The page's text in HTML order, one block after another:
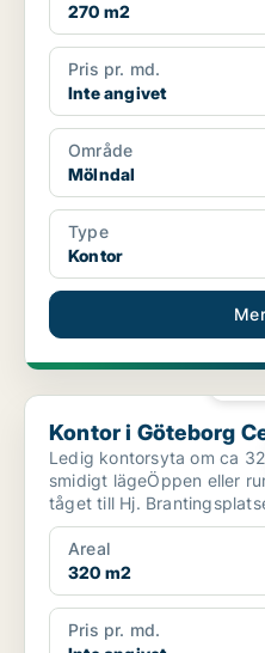
270 m2
Pris pr. md.
Inte angivet
Område
Mölndal
Type
Kontor
Kontor i Göteborg Centrum
Kontor i Göteborg
Ledig kontorsyta om ca
smidigt lägeÖppen eller
tåget till Hj.
Areal
320 m2
Pris pr. md.